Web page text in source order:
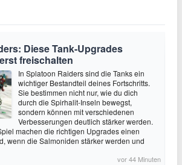
Diese Tank-Upgrades
freischalten
In Splatoon Raiders sind die Tanks ein
wichtiger Bestandteil deines Fortschritts.
Sie bestimmen nicht nur, wie du dich
durch die Spirhalit-Inseln bewegst,
sondern können mit verschiedenen
Verbesserungen deutlich stärker werden.
machen die richtigen Upgrades einen
wenn die Salmoniden stärker werden und
vor 44 Minuten